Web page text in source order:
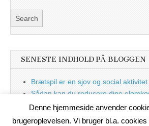
SENESTE INDHOLD PÅ BLOGGEN
Brætspil er en sjov og social
Sådan kan du reducere dine
tricks til at spare på elprisen
Nu med blog
Denne hjemmeside anvender
brugeroplevelsen. Vi bruger bl.a.